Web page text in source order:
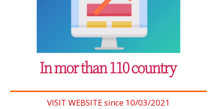
VISIT WEBSITE since 10/03/2021